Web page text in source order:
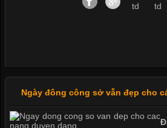
Ngày đông công sở vẫn đẹp cho